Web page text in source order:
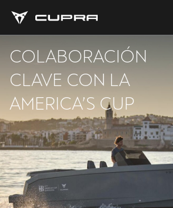
COLABORACIÓN
CLAVE CON LA
AMERICA’S CUP